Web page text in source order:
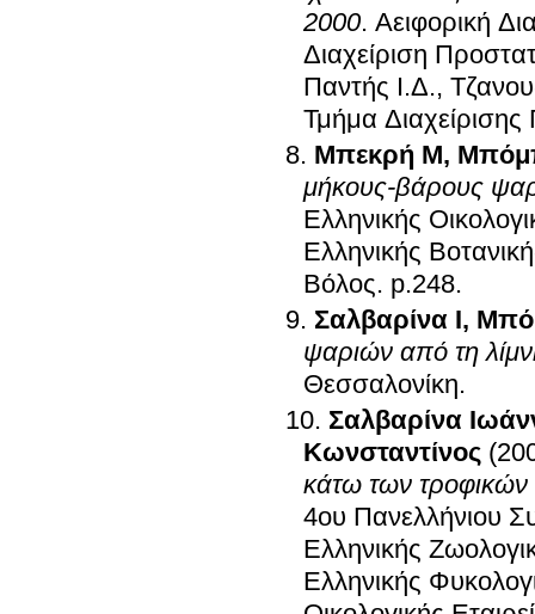
2000. Αειφορική
Διαχείριση
Παντής Ι.Δ.,
Τμήμα
Μπεκρή Μ,
μήκους-βάρους
Ελληνικής
Ελληνικής
Βόλος. p.248.
Σαλβαρίνα Ι,
ψαριών από τη
Θεσσαλονίκη.
Σαλβαρίνα
Κωνσταντίνος
κάτω των τροφικών
4ου Πανελλήνιου
Ελληνικής
Ελληνικής